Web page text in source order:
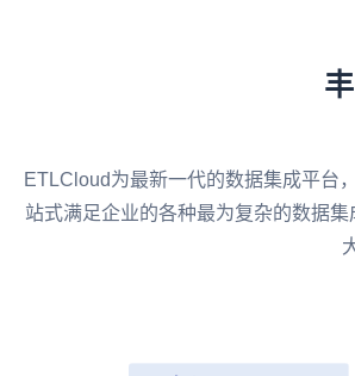
ETLCloud为最新一代的数据集成平台
站式满足企业的各种最为复杂的数据